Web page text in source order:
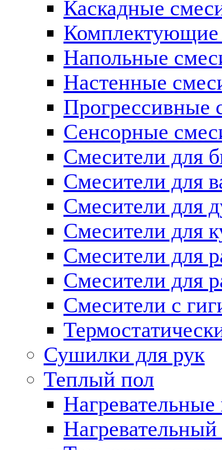
Каскадные
Комплектующие
Напольные
Настенные
Прогрессивные
Сенсорные
Смесители для
Смесители для
Смесители для
Смесители для
Смесители для
Смесители для
Смесители с
Сушилки для рук
Теплый пол
Нагревательный